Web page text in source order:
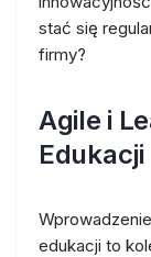
stać się
firmy?
Agile i
Edukacji
Wprowadzenie
edukacji to